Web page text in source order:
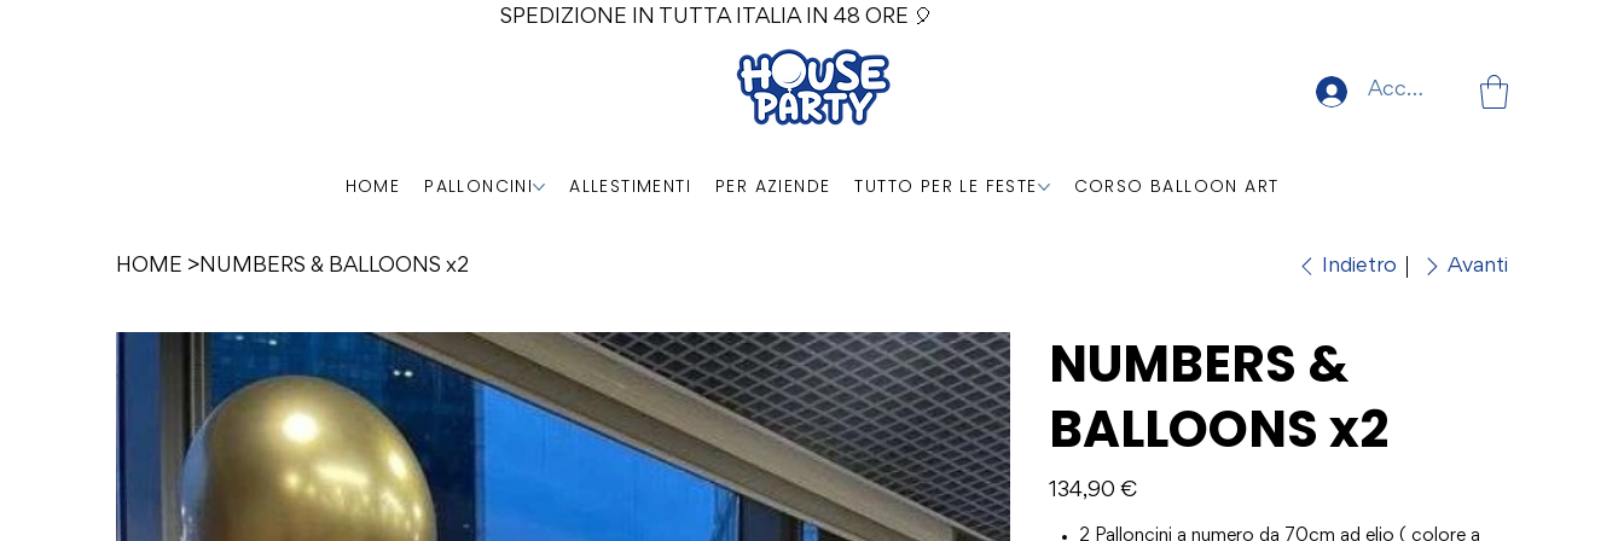
SPEDIZIONE IN TUTTA ITALIA IN 48 ORE 🎈
Accedi
HOME PALLONCINI ALLESTIMENTI PER AZIENDE TUTTO PER LE FESTE CORSO BALLOON ART
HOME >NUMBERS & BALLOONS x2 Indietro Avanti
NUMBERS &
BALLOONS x2
Prezzo
134,90 €
2 Palloncini a numero da 70cm ad elio ( colore a